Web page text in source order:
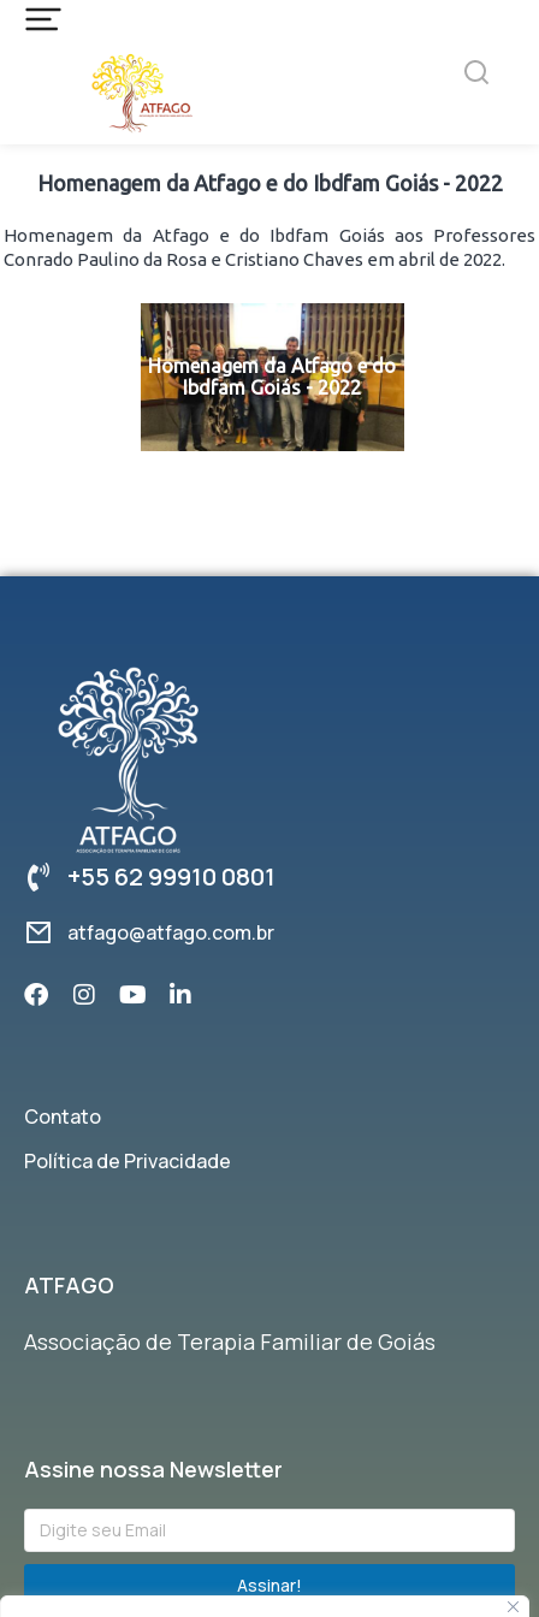
Homenagem da Atfago e do Ibdfam Goiás - 2022
Homenagem da Atfago e do Ibdfam Goiás aos Professores
Conrado Paulino da Rosa e Cristiano Chaves em abril de 2022.
Homenagem da Atfago e do
Ibdfam Goiás - 2022
+55 62 99910 0801
atfago@atfago.com.br
Contato
Política de Privacidade
ATFAGO
Associação de Terapia Familiar de Goiás
Assine nossa Newsletter
Assinar!